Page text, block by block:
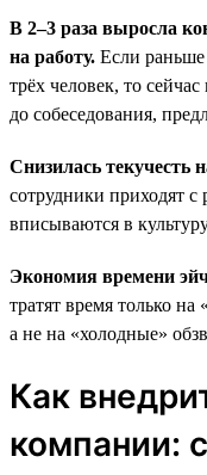
В 2–3 раза выросла
на работу. Если
трёх человек, то
до собеседования,
Снизилась текучесть
сотрудники приходят
вписываются в
Экономия времени
тратят время только
а не на «холодные»
Как
компании: